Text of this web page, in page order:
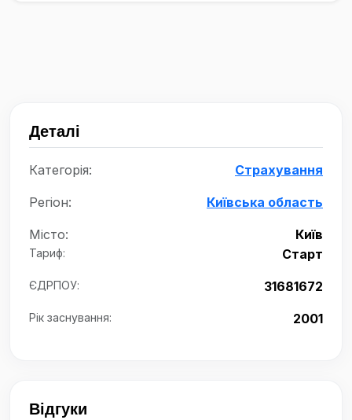
Деталі
Категорія: Страхування
Регіон: Київська область
Місто: Київ
Тариф: Старт
ЄДРПОУ: 31681672
Рік заснування: 2001
Відгуки